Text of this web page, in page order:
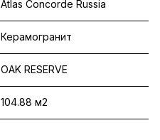
Atlas Concorde Russia
Керамогранит
OAK RESERVE
104.88 м2